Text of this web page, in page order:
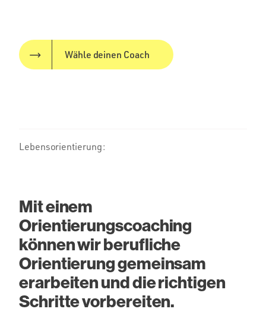
Wähle deinen Coach
Lebensorientierung:
Mit einem
Orientierungscoaching
können wir berufliche
Orientierung gemeinsam
erarbeiten und die richtigen
Schritte vorbereiten.